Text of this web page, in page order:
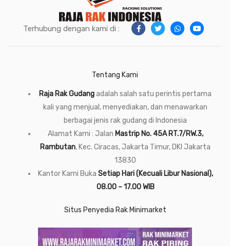
Terhubung dengan kami di :
Tentang Kami
Raja Rak Gudangadalah salah satu perintis pertama
kali yang menjual, menyediakan, dan menawarkan
berbagai jenis rak gudang di Indonesia
Alamat Kami : Jalan Mastrip No. 45A RT.7/RW.3,
Rambutan, Kec. Ciracas, Jakarta Timur, DKI Jakarta
13830
Kantor Kami Buka Setiap Hari (Kecuali Libur Nasional),
08.00 – 17.00 WIB
Situs Penyedia Rak Minimarket